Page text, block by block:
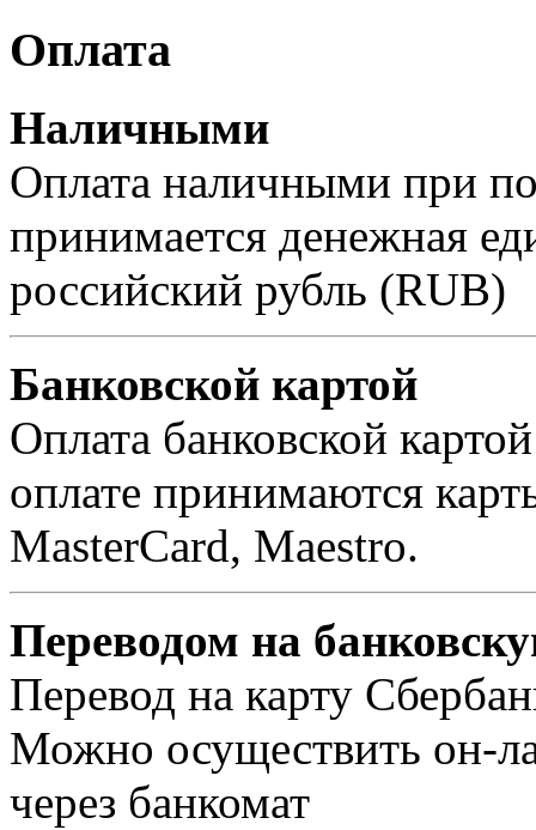
Оплата
Наличными
Оплата наличными при
принимается денежная
российский рубль (RUB)
Банковской картой
Оплата банковской
оплате принимаются
MasterCard, Maestro.
Переводом на
Перевод на карту
Можно осуществить он-
через банкомат